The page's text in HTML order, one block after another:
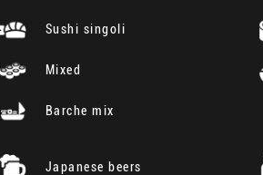
Sushi singoli
Mixed
Barche mix
Japanese beers